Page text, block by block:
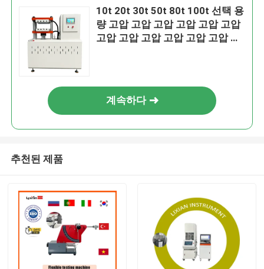
10t 20t 30t 50t 80t 100t 선택 용
량 고압 고압 고압 고압 고압 고압
고압 고압 고압 고압 고압 고압 고
고압 고압 고압 고압 고압 고압 고
압 고압 고압 고압 고압 고압 고압
압
계속하다
추천된 제품